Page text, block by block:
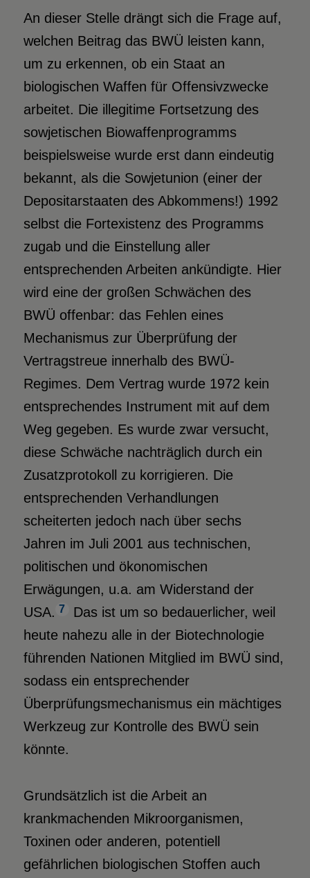
An dieser Stelle drängt sich die Frage auf,
welchen Beitrag das BWÜ leisten kann,
um zu erkennen, ob ein Staat an
biologischen Waffen für Offensivzwecke
arbeitet. Die illegitime Fortsetzung des
sowjetischen Biowaffenprogramms
beispielsweise wurde erst dann eindeutig
bekannt, als die Sowjetunion (einer der
Depositarstaaten des Abkommens!) 1992
selbst die Fortexistenz des Programms
zugab und die Einstellung aller
entsprechenden Arbeiten ankündigte. Hier
wird eine der großen Schwächen des
BWÜ offenbar: das Fehlen eines
Mechanismus zur Überprüfung der
Vertragstreue innerhalb des BWÜ-
Regimes. Dem Vertrag wurde 1972 kein
entsprechendes Instrument mit auf dem
Weg gegeben. Es wurde zwar versucht,
diese Schwäche nachträglich durch ein
Zusatzprotokoll zu korrigieren. Die
entsprechenden Verhandlungen
scheiterten jedoch nach über sechs
Jahren im Juli 2001 aus technischen,
politischen und ökonomischen
Erwägungen, u.a. am Widerstand der
USA. 7
Das ist um so bedauerlicher, weil
heute nahezu alle in der Biotechnologie
führenden Nationen Mitglied im BWÜ sind,
sodass ein entsprechender
Überprüfungsmechanismus ein mächtiges
Werkzeug zur Kontrolle des BWÜ sein
könnte.
Grundsätzlich ist die Arbeit an
krankmachenden Mikroorganismen,
Toxinen oder anderen, potentiell
gefährlichen biologischen Stoffen auch